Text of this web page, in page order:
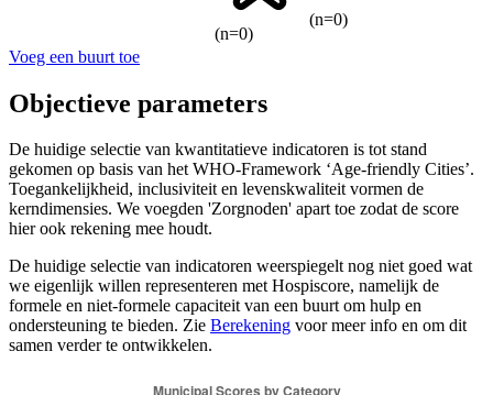
(n=0)
(n=0)
Voeg een buurt toe
Objectieve parameters
De huidige selectie van kwantitatieve indicatoren is tot stand
gekomen op basis van het WHO-Framework ‘Age-friendly Cities’.
Toegankelijkheid, inclusiviteit en levenskwaliteit vormen de
kerndimensies. We voegden 'Zorgnoden' apart toe zodat de score
hier ook rekening mee houdt.
De huidige selectie van indicatoren weerspiegelt nog niet goed wat
we eigenlijk willen representeren met Hospiscore, namelijk de
formele en niet-formele capaciteit van een buurt om hulp en
ondersteuning te bieden. Zie Berekening voor meer info en om dit
samen verder te ontwikkelen.